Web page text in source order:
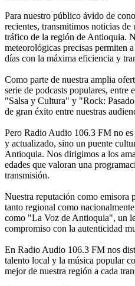
Para nuestro público ávido de
recientes, transmitimos noticias
tráfico de la región de Antioquia.
meteorológicas precisas permiten
días con la máxima eficiencia y
Como parte de nuestra amplia
serie de podcasts populares,
"Salsa y Cultura" y "Rock:
de gran éxito entre nuestras
Pero Radio Audio 106.3 FM no
y actualizado, sino un puente
Antioquia. Nos dirigimos a los
edades que valoran una
transmisión.
Nuestra reputación como emisora
tanto regional como
como "La Voz de Antioquia", un
compromiso con la autenticidad
En Radio Audio 106.3 FM nos
talento local y la música popular
mejor de nuestra región a cada